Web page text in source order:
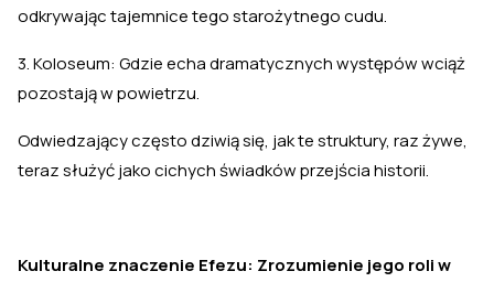
odkrywając tajemnice tego starożytnego cudu.
3. Koloseum: Gdzie echa dramatycznych występów wciąż
pozostają w powietrzu.
Odwiedzający często dziwią się, jak te struktury, raz żywe,
teraz służyć jako cichych świadków przejścia historii.
Kulturalne znaczenie Efezu: Zrozumienie jego roli w